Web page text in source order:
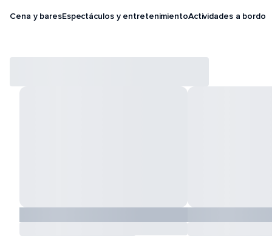
Cena y baresEspectáculos y entretenimientoActividades a bordo